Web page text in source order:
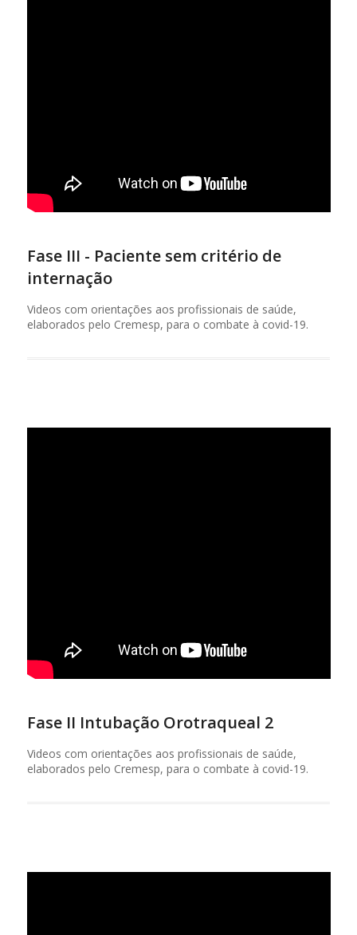
Fase III - Paciente sem critério de
internação
Videos com orientações aos profissionais de saúde,
elaborados pelo Cremesp, para o combate à covid-19.
Fase II Intubação Orotraqueal 2
Videos com orientações aos profissionais de saúde,
elaborados pelo Cremesp, para o combate à covid-19.